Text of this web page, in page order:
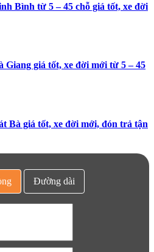
Bình từ 5 – 45 chỗ giá tốt, xe đời
Giang giá tốt, xe đời mới từ 5 – 45
Bà giá tốt, xe đời mới, đón trả tận
Đường dài